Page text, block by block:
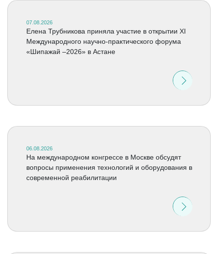
07.08.2026
Елена Трубникова приняла участие в открытии XI
Международного научно-практического форума
«Шипажай –2026» в Астане
06.08.2026
На международном конгрессе в Москве обсудят
вопросы применения технологий и оборудования в
современной реабилитации